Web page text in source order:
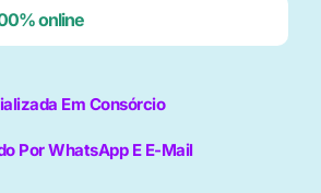
online
Em Consórcio
Por WhatsApp E E-Mail